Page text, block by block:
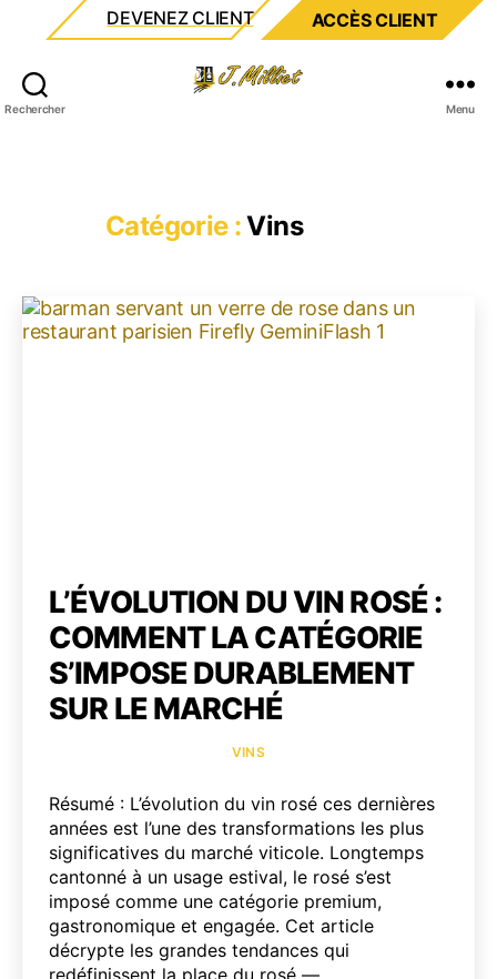
DEVENEZ CLIENT ACCÈS CLIENT
Rechercher Menu
Catégorie :Vins
L’ÉVOLUTION DU VIN ROSÉ :
COMMENT LA CATÉGORIE
S’IMPOSE DURABLEMENT
SUR LE MARCHÉ
VINS
Résumé : L’évolution du vin rosé ces dernières
années est l’une des transformations les plus
significatives du marché viticole. Longtemps
cantonné à un usage estival, le rosé s’est
imposé comme une catégorie premium,
gastronomique et engagée. Cet article
décrypte les grandes tendances qui
redéfinissent la place du rosé —